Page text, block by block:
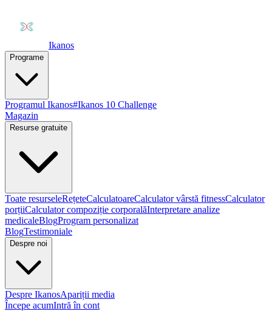
Ikanos
Programe
Programul Ikanos#Ikanos 10 Challenge
Magazin
Resurse gratuite
Toate resurseleRețeteCalculatoareCalculator vârstă fitnessCalculator
porțiiCalculator compoziție corporalăInterpretare analize
medicaleBlogProgram personalizat
BlogTestimoniale
Despre noi
Despre IkanosApariții media
Începe acumIntră în cont